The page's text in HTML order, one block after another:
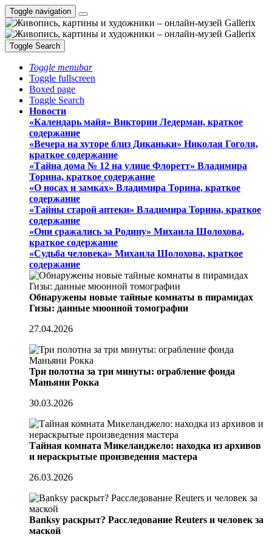
Toggle navigation
Toggle Search
Toggle menubar
Toggle fullscreen
Boxed page
Toggle Search
Новости
«Календарь майя» Виктории Ледерман, краткое
содержание
«Вечера на хуторе близ Диканьки» Николая Гоголя,
краткое содержание
«Тайна дома № 12 на улице Флоретт» Владимира
Торина, краткое содержание
«О носах и замка́х» Владимира Торина, краткое
содержание
«Тайны старой аптеки» Владимира Торина, краткое
содержание
«Они сражались за Родину» Михаила Шолохова,
краткое содержание
«Судьба человека» Михаила Шолохова, краткое
содержание
Обнаружены новые тайные комнаты в пирамидах
Гизы: данные мюонной томографии
27.04.2026
Три полотна за три минуты: ограбление фонда
Маньяни Рокка
30.03.2026
Тайная комната Микеланджело: находка из архивов
и нераскрытые произведения мастера
26.03.2026
Banksy раскрыт? Расследование Reuters и человек за
маской